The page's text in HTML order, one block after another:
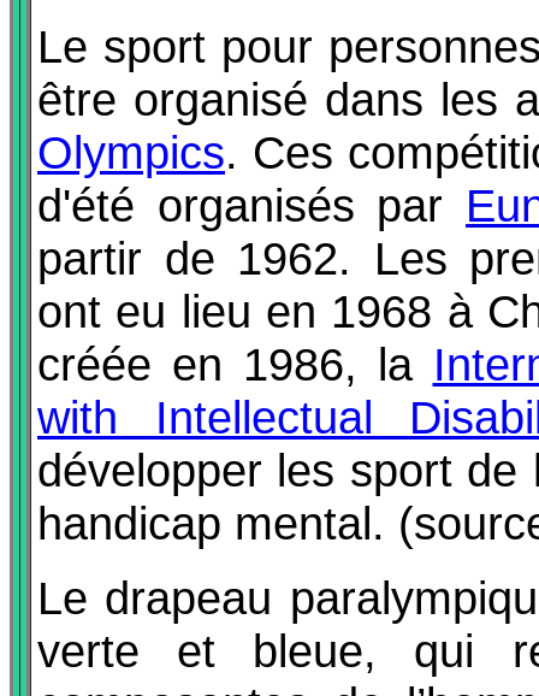
Le sport pour
être organisé dans les
Olympics. Ces
d'été organisés par
partir de 1962. Les
ont eu lieu en 1968 à
créée en 1986, la
with Intellectual
développer les sport
handicap mental.
Le drapeau
verte et bleue, qui